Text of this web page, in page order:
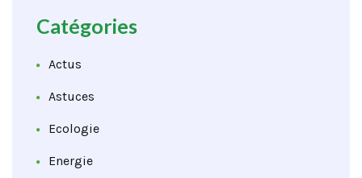
Catégories
Actus
Astuces
Ecologie
Energie